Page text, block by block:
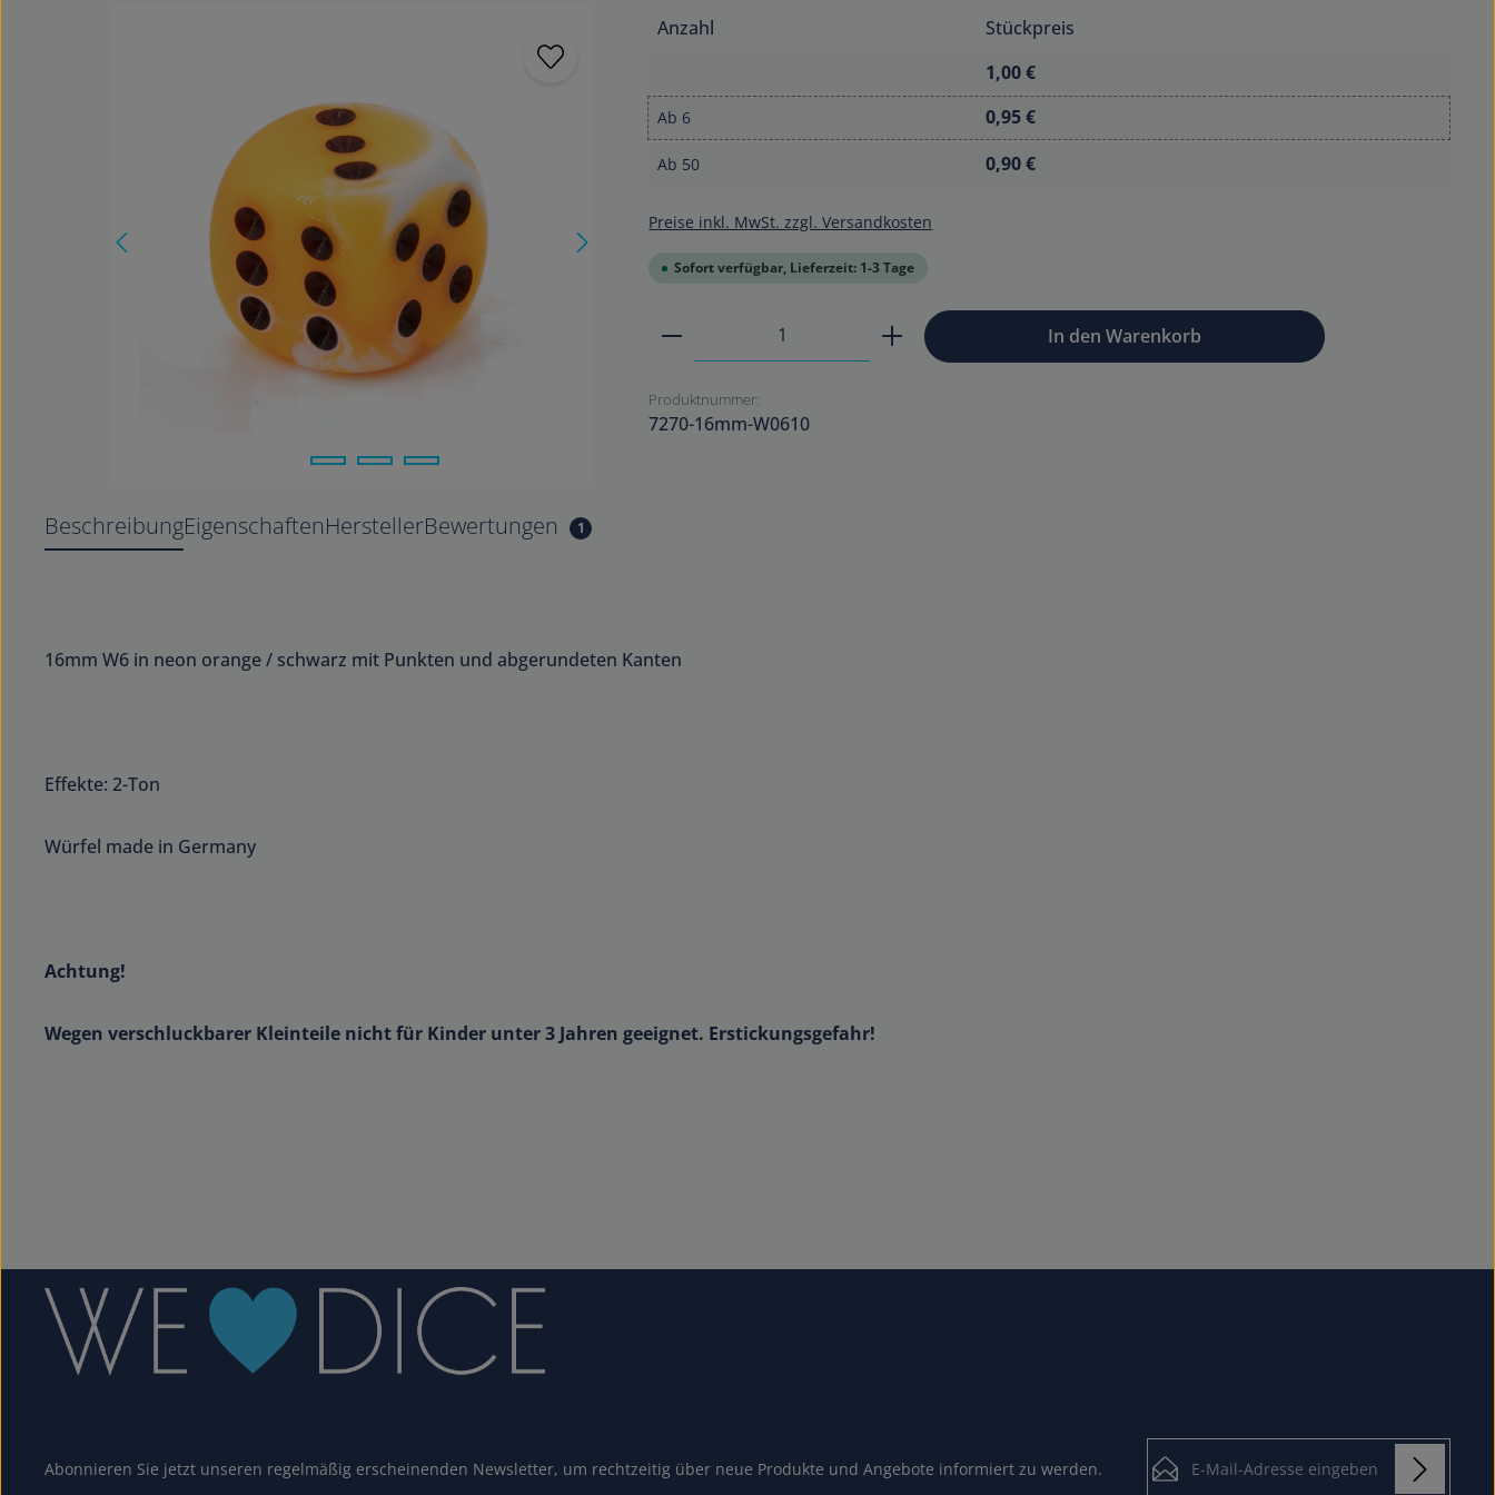
Anzahl
Stückpreis
1,00 €
Ab 6 0,95 €
Ab 50 0,90 €
Preise inkl. MwSt. zzgl. Versandkosten
Sofort verfügbar, Lieferzeit: 1-3 Tage
Produkt Anzahl: Gib den gewünschten Wert ein oder benutze
In den Warenkorb
Produktnummer:
7270-16mm-W0610
BeschreibungEigenschaftenHerstellerBewertungen 1
16mm W6 in neon orange / schwarz mit Punkten und abgerundeten Kanten
Effekte: 2-Ton
Würfel made in Germany
Achtung!
Wegen verschluckbarer Kleinteile nicht für Kinder unter 3 Jahren geeignet. Erstickungsgefahr!
Abonnieren Sie jetzt unseren regelmäßig erscheinenden Newsletter, um rechtzeitig über neue Produkte und Angebote informiert zu werden.